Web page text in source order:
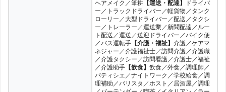
ヘアメイク／筆耕 【運送・配達】
ドライバ
ー／トラックドライバー／軽貨物／タンク
ローリー／大型ドライバー／配送／タクシ
ー／トレーラー／運送業／新聞配達／ルー
ト配送／運送／送迎ドライバー／バイク便
／バス運転手 【介護・福祉】 介護／ケアマ
ネジャー／介護福祉士／訪問介護／介護職
／介護タクシー／訪問看護／介護士／福祉
／介護助手 【飲食】 飲食／外食／調理師／
パティシエ／ナイトワーク／学校給食／調
理補助／バリスタ／ホスト／居酒屋／調理